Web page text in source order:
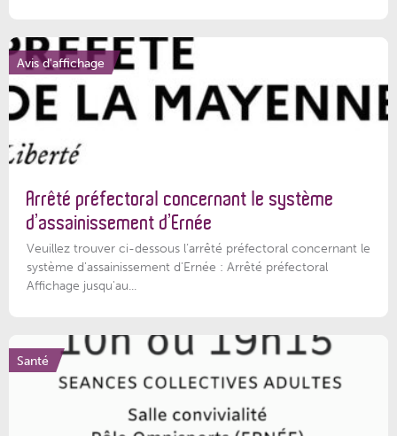
Avis d'affichage
Arrêté préfectoral concernant le système
d’assainissement d’Ernée
Veuillez trouver ci-dessous l’arrêté préfectoral concernant le
système d'assainissement d'Ernée : Arrêté préfectoral
Affichage jusqu'au...
Santé